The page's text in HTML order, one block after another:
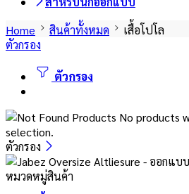
Home
สินค้าทั้งหมด
เสื้อโปโล
ตัวกรอง
ตัวกรอง
No products
selection.
ตัวกรอง
หมวดหมู่สินค้า